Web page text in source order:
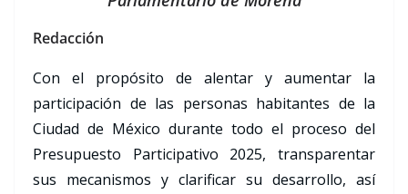
Redacción
Con el propósito de alentar y aumentar la
participación de las personas habitantes de la
Ciudad de México durante todo el proceso del
Presupuesto Participativo 2025, transparentar
sus mecanismos y clarificar su desarrollo, así